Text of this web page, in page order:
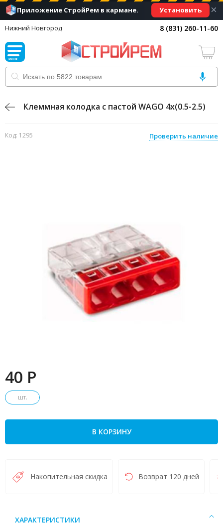
Приложение СтройРем в кармане. Установить ×
Нижний Новгород 8 (831) 260-11-60
Клеммная колодка с пастой WAGO 4х(0.5-2.5)
Код: 1295 Проверить наличие
40 P
шт.
В КОРЗИНУ
Накопительная скидка Возврат 120 дней
ХАРАКТЕРИСТИКИ